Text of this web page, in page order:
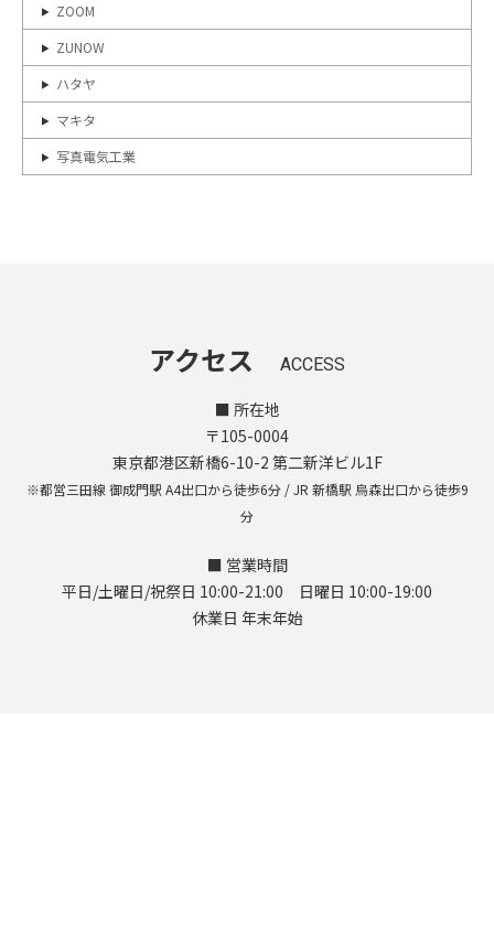
ZOOM
ZUNOW
ハタヤ
マキタ
写真電気工業
アクセス ACCESS
■ 所在地
〒105-0004
東京都港区新橋6-10-2 第二新洋ビル1F
※都営三田線 御成門駅 A4出口から徒歩6分 / JR 新橋駅 烏森出口から徒歩9
分
■ 営業時間
平日/土曜日/祝祭日 10:00-21:00 日曜日 10:00-19:00
休業日 年末年始